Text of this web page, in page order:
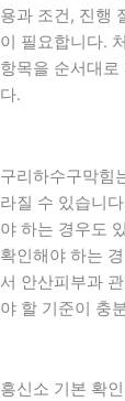
용과 조건, 진행
이 필요합니다.
항목을 순서대
다.
구리하수구막힘
라질 수 있습니
야 하는 경우도
확인해야 하는
서 안산피부과
야 할 기준이 충
흥신소 기본 확